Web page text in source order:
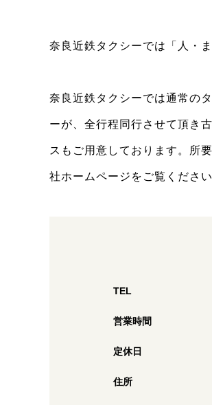
奈良近鉄タクシーでは「人・
奈良近鉄タクシーでは通常の
ーが、全行程同行させて頂き
スもご用意しております。所
社ホームページをご覧ください
TEL
営業時間
定休日
住所